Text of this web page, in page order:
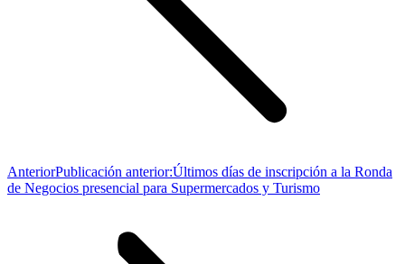
AnteriorPublicación anterior:Últimos días de inscripción a la Ronda
de Negocios presencial para Supermercados y Turismo